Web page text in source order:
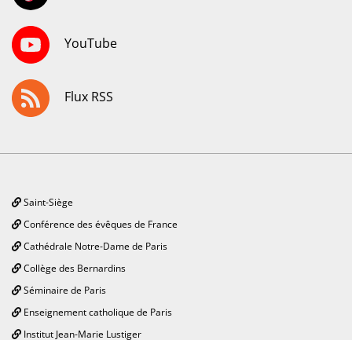
YouTube
Flux RSS
Saint-Siège
Conférence des évêques de France
Cathédrale Notre-Dame de Paris
Collège des Bernardins
Séminaire de Paris
Enseignement catholique de Paris
Institut Jean-Marie Lustiger